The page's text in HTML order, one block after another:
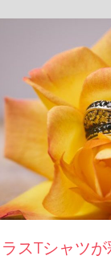
スTシャツ